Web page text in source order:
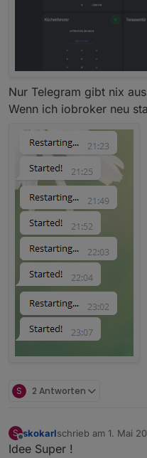
Nur Telegram gibt nix
Wenn ich iobroker neu
S 2 Antworten
S
Offline
skokarlschrieb am 1. Mai
zuletzt editiert von
Idee Super !